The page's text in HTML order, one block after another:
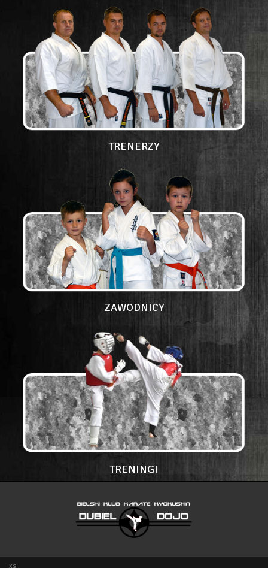
TRENERZY
ZAWODNICY
TRENINGI
xs